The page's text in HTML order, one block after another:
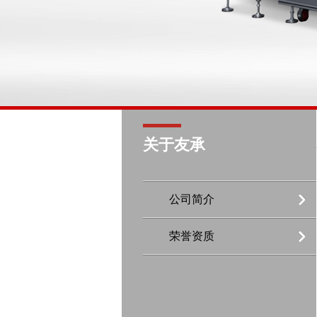
关于友承
公司简介
荣誉资质